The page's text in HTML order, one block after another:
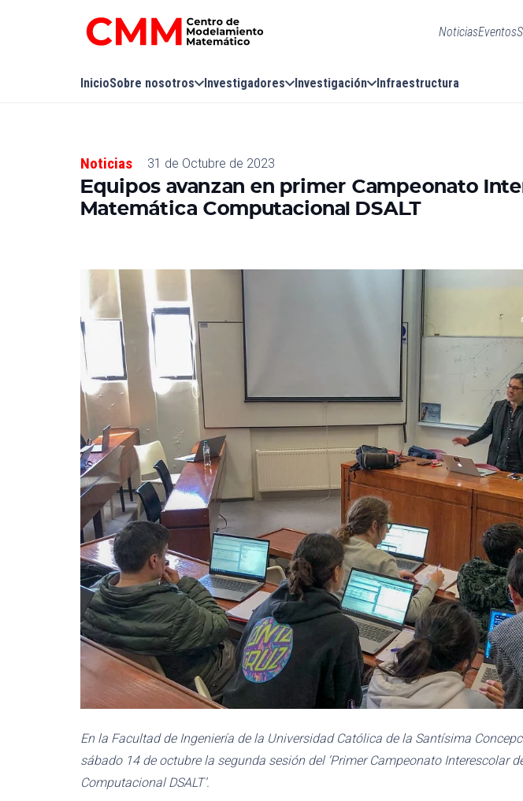
NoticiasEventos
InicioSobre nosotros Investigadores Investigación Infraestructura
Noticias 31 de Octubre de 2023
Equipos avanzan en primer Campeonato
Matemática Computacional DSALT
En la Facultad de Ingeniería de la Universidad Católica de la Santísima
sábado 14 de octubre la segunda sesión del ‘Primer Campeonato Interescolar
Computacional DSALT’.